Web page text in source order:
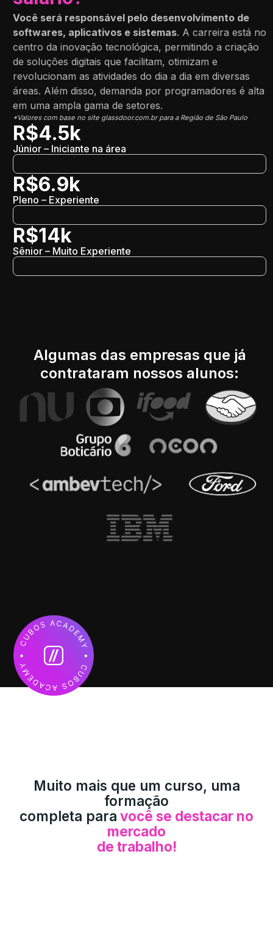
Você será responsável pelo desenvolvimento de
softwares, aplicativos e sistemas. A carreira está no
centro da inovação tecnológica, permitindo a criação
de soluções digitais que facilitam, otimizam e
revolucionam as atividades do dia a dia em diversas
áreas. Além disso, demanda por programadores é alta
em uma ampla gama de setores.
*Valores com base no site glassdoor.com.br para a Região de São Paulo
R$4.5k
Júnior – Iniciante na área
R$6.9k
Pleno – Experiente
R$14k
Sênior – Muito Experiente
Algumas das empresas que já
contrataram nossos alunos:
Muito mais que um curso, uma
formação
completa para você se destacar no
mercado
de trabalho!